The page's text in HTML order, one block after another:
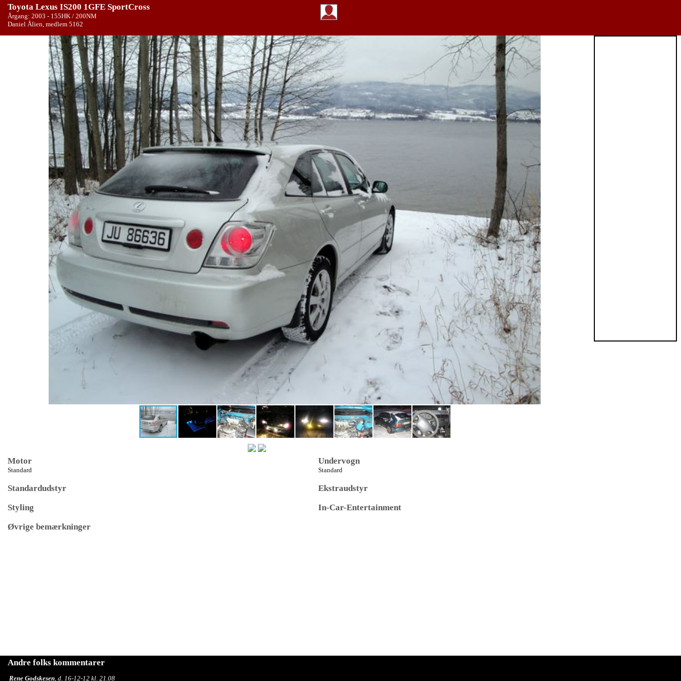
Toyota Lexus IS200 1GFE SportCross
Årgang: 2003 - 155HK / 200NM
Daniel Ålien, medlem 5162
Motor
Standard
Undervogn
Standard
Standardudstyr
Ekstraudstyr
Styling
In-Car-Entertainment
Øvrige bemærkninger
Andre folks kommentarer
Rene Godskesen , d. 16-12-12 kl. 21.08